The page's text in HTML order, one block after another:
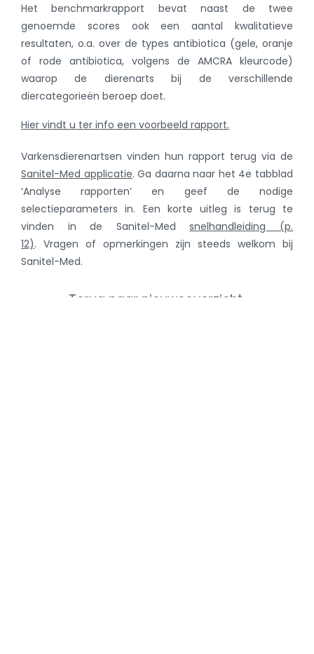
Het benchmarkrapport bevat naast de twee
genoemde scores ook een aantal kwalitatieve
resultaten, o.a. over de types antibiotica (gele, oranje
of rode antibiotica, volgens de AMCRA kleurcode)
waarop de dierenarts bij de verschillende
diercategorieën beroep doet.
Hier vindt u ter info een voorbeeld rapport.
Varkensdierenartsen vinden hun rapport terug via de
Sanitel-Med applicatie. Ga daarna naar het 4e tabblad
‘Analyse rapporten’ en geef de nodige
selectieparameters in. Een korte uitleg is terug te
vinden in de Sanitel-Medsnelhandleiding (p.
12). Vragen of opmerkingen zijn steeds welkom bij
Sanitel-Med.
Terug naar nieuwsoverzicht